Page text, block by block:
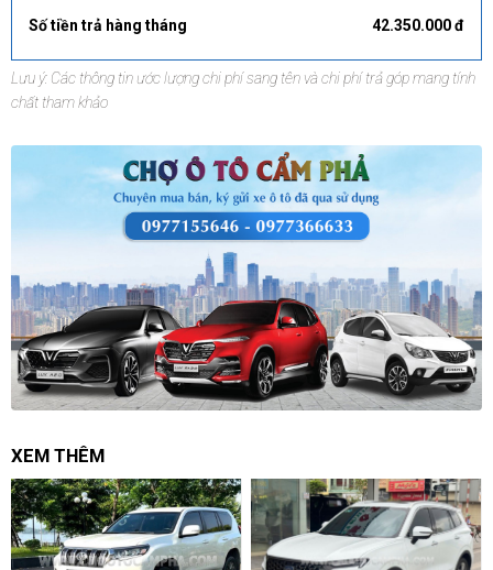
Số tiền trả hàng tháng 42.350.000 đ
Lưu ý: Các thông tin ước lượng chi phí sang tên và chi phí trả góp mang tính
chất tham khảo
XEM THÊM